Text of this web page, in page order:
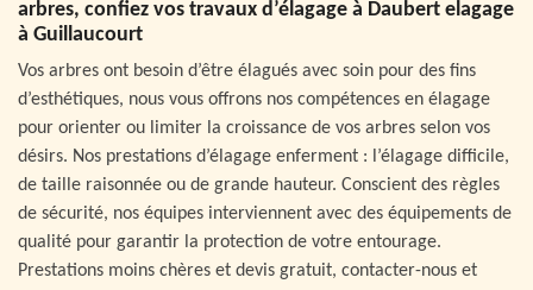
arbres, confiez vos travaux d’élagage à Daubert elagage
à Guillaucourt
Vos arbres ont besoin d’être élagués avec soin pour des fins
d’esthétiques, nous vous offrons nos compétences en élagage
pour orienter ou limiter la croissance de vos arbres selon vos
désirs. Nos prestations d’élagage enferment : l’élagage difficile,
de taille raisonnée ou de grande hauteur. Conscient des règles
de sécurité, nos équipes interviennent avec des équipements de
qualité pour garantir la protection de votre entourage.
Prestations moins chères et devis gratuit, contacter-nous et